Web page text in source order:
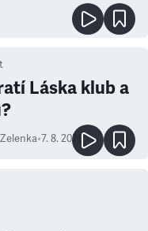
Láska klub a
•7. 8. 2026